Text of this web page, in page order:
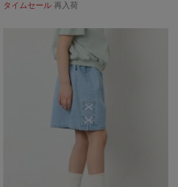
タイムセール再入荷